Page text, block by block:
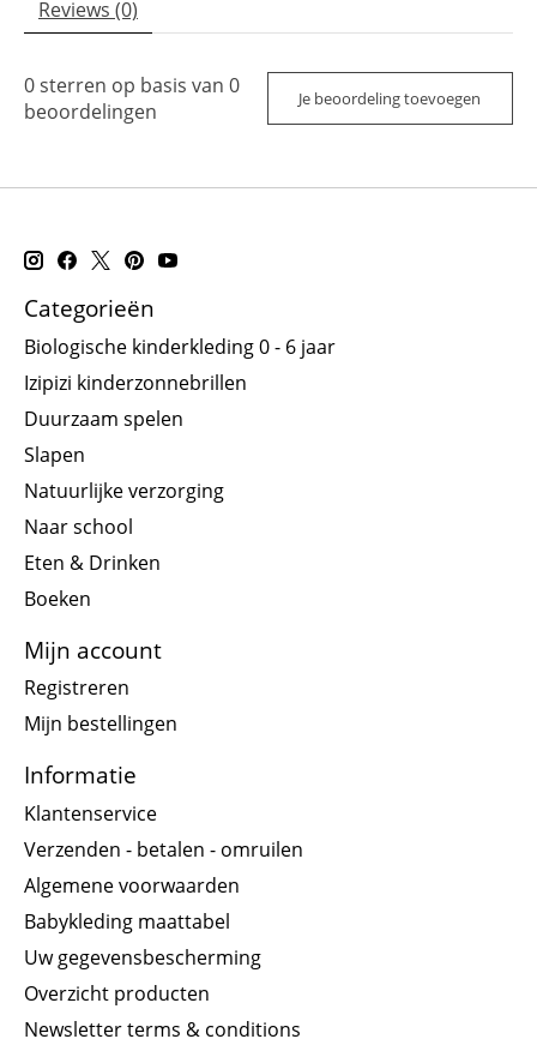
Reviews (0)
0sterren op basis van 0
beoordelingen
Je beoordeling toevoegen
Categorieën
Biologische kinderkleding 0 - 6 jaar
Izipizi kinderzonnebrillen
Duurzaam spelen
Slapen
Natuurlijke verzorging
Naar school
Eten & Drinken
Boeken
Mijn account
Registreren
Mijn bestellingen
Informatie
Klantenservice
Verzenden - betalen - omruilen
Algemene voorwaarden
Babykleding maattabel
Uw gegevensbescherming
Overzicht producten
Newsletter terms & conditions